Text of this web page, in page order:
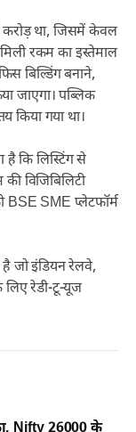
था, जिसमें केवल
रकम का इस्तेमाल
बिल्डिंग बनाने,
जाएगा। पब्लिक
किया गया था।
​​है कि लिस्टिंग से
विजिबिलिटी
BSE SME प्लेटफॉर्म
जो इंडियन रेलवे,
रेडी-टू-यूज